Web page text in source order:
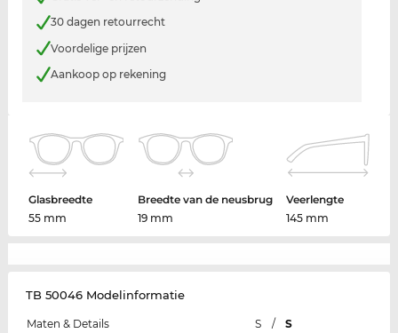
30 dagen retourrecht
Voordelige prijzen
Aankoop op rekening
Glasbreedte
55 mm
Breedte van de neusbrug
19 mm
Veerlengte
145 mm
TB 50046 Modelinformatie
Maten & Details S /
S